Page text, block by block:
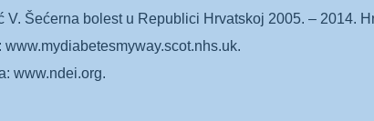
Šećerna bolest u Republici Hrvatskoj 2005. – 2014.
www.ndei.org.